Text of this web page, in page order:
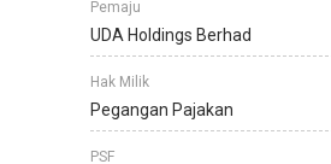
Pemaju
UDA Holdings Berhad
Hak Milik
Pegangan Pajakan
PSF